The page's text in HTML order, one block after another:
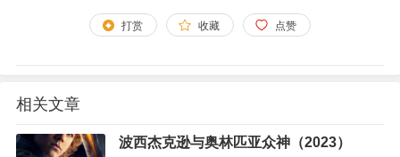
打赏 收藏 点赞
相关文章
波西杰克逊与奥林匹亚众神（2023）